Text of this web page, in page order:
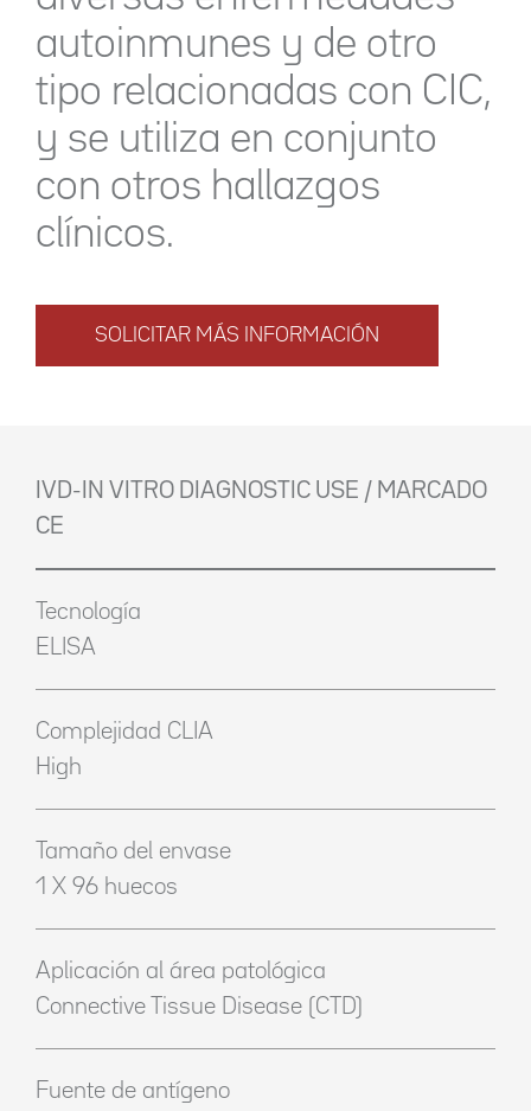
autoinmunes y de otro
tipo relacionadas con CIC,
y se utiliza en conjunto
con otros hallazgos
clínicos.
SOLICITAR MÁS INFORMACIÓN
IVD-IN VITRO DIAGNOSTIC USE / MARCADO
CE
Tecnología
ELISA
Complejidad CLIA
High
Tamaño del envase
1 X 96 huecos
Aplicación al área patológica
Connective Tissue Disease (CTD)
Fuente de antígeno